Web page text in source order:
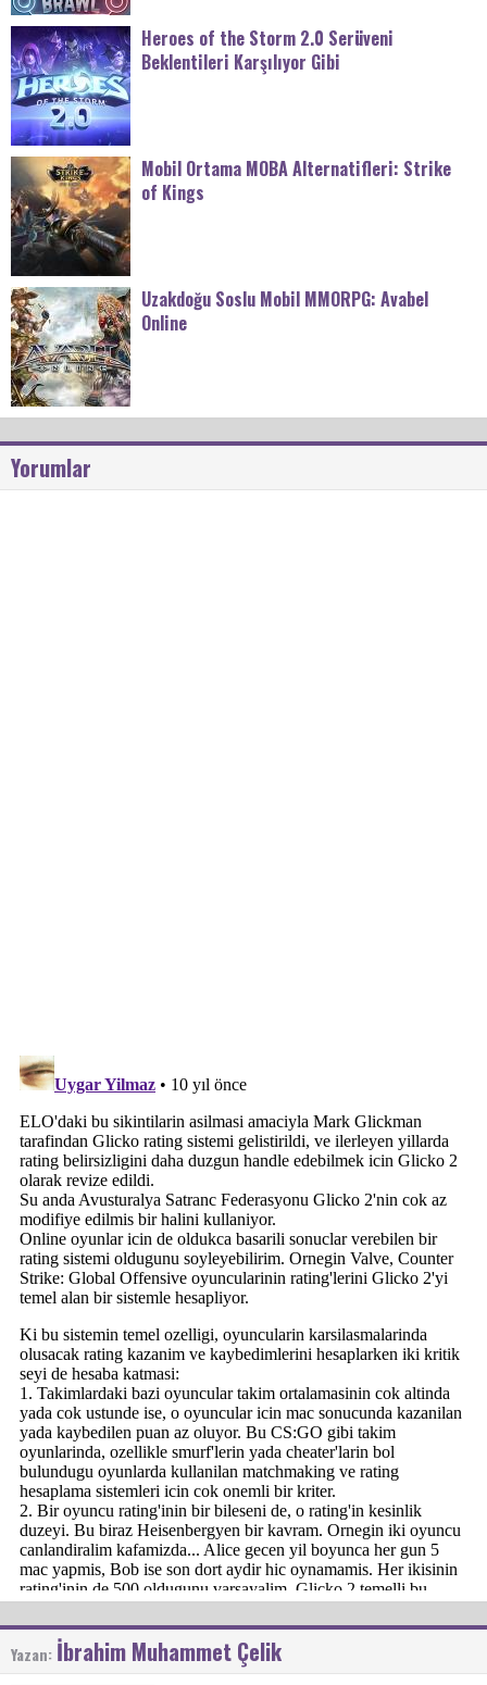
Heroes of the Storm 2.0 Serüveni
Beklentileri Karşılıyor Gibi
Mobil Ortama MOBA Alternatifleri: Strike
of Kings
Uzakdoğu Soslu Mobil MMORPG: Avabel
Online
Yorumlar
Yazan: İbrahim Muhammet Çelik